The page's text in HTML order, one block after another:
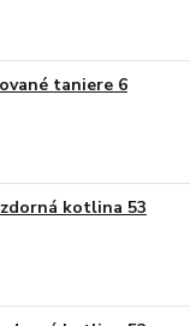
taniere 6
kotlina 53